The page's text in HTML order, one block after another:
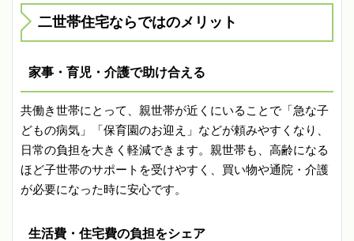
二世帯住宅ならではのメリット
家事・育児・介護で助け合える
共働き世帯にとって、親世帯が近くにいることで「急な子
どもの病気」「保育園のお迎え」などが頼みやすくなり、
日常の負担を大きく軽減できます。親世帯も、高齢になる
ほど子世帯のサポートを受けやすく、買い物や通院・介護
が必要になった時に安心です。
生活費・住宅費の負担をシェア